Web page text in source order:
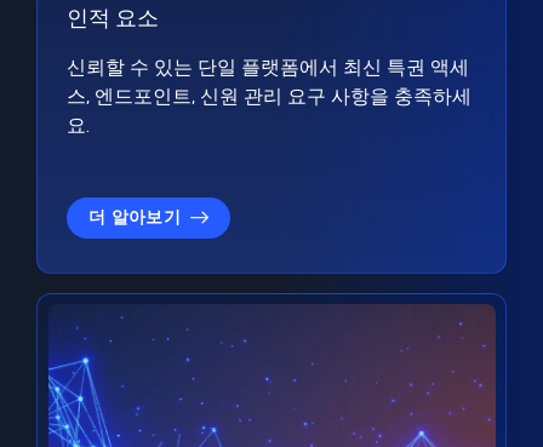
인적 요소
신뢰할 수 있는 단일 플랫폼에서 최신 특권 액세
스, 엔드포인트, 신원 관리 요구 사항을 충족하세
요.
더 알아보기